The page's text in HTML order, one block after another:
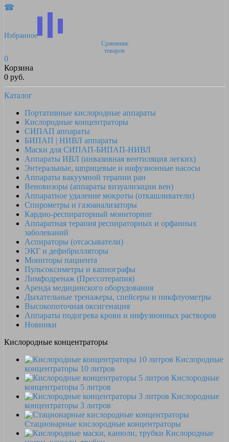
☎
Избранное
Сравнение
товаров
0
Корзина
0 руб.
Каталог
Портативные кислородные аппараты
Кислородные концентраторы
СИПАП аппараты
БИПАП | НИВЛ аппараты
Маски для СИПАП-БИПАП-НИВЛ
Аппараты ИВЛ (инвазивная вентиляция легких)
Энтеральные, шприцевые и инфузионные насосы
Аппараты вакуумной терапии ран
Веновизоры (аппараты визуализации вен)
Аппаратное удаление мокроты (откашливатели)
Спирометры и газоанализаторы
Кардио-респираторный мониторинг
Аппаратная терапия респираторных и орфанных
заболеваний
Аспираторы (отсасыватели)
ЭКГ и дефибрилляторы
Мониторы пациента
Пульсоксиметры и капнографы
Лимфодренаж (Прессотерапия)
Аренда медицинского оборудования
Дыхательные тренажеры, спейсеры и пикфлуометры
Высокопоточная оксигенация
Аппараты подогрева крови и инфузионных растворов
Новинки
Кислородные концентраторы
Кислородные
концентраторы 10 литров
Кислородные
концентраторы 5 литров
Кислородные
концентраторы 3 литров
Стационарные кислородные концентраторы
Кислородные